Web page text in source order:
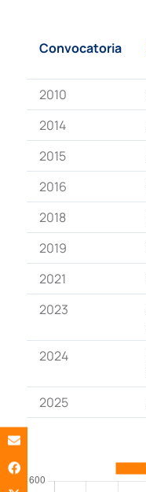
Convocatoria
2010
2014
2015
2016
2018
2019
2021
2023
2024
2025